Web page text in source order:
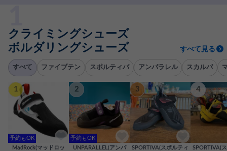
クライミングシューズ
ボルダリングシューズ
すべて見る
すべて ファイブテン スポルティバ アンパラレル スカルパ
1
予約もOK
MadRock(マッドロッ
2
予約もOK
UNPARALLEL(アンパ
3
SPORTIVA(スポルティ
4
SPORTIVA(